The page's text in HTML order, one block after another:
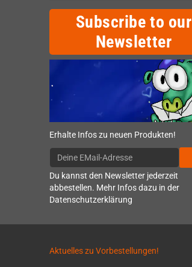
Subscribe to our
Newsletter
Erhalte Infos zu neuen Produkten!
Du kannst den Newsletter jederzeit
abbestellen. Mehr Infos dazu in der
Datenschutzerklärung
Aktuelles zu Vorbestellungen!